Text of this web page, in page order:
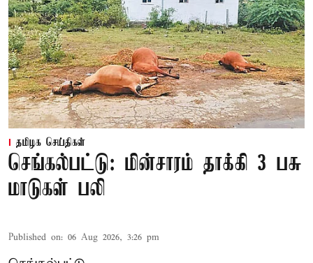
தமிழக செய்திகள்
செங்கல்பட்டு: மின்சாரம் தாக்கி 3 பசு
மாடுகள் பலி
Published on: 06 Aug 2026, 3:26 pm